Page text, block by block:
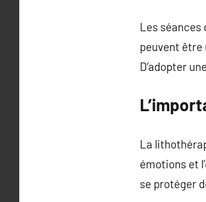
Les
peuvent être
D’adopter
La
émotions et
se protéger